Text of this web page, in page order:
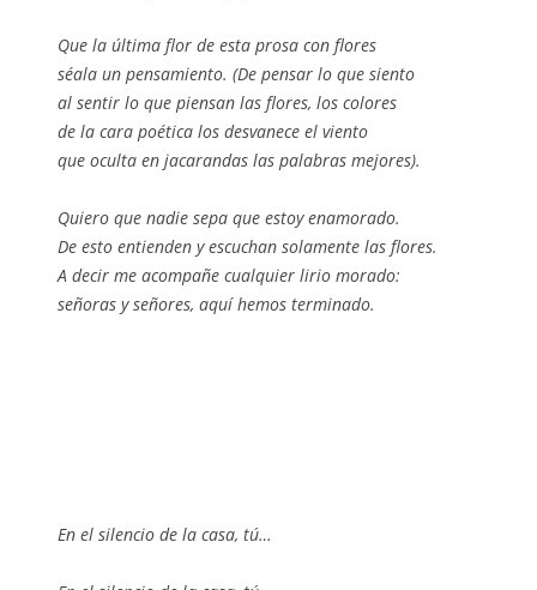
Que la última flor de esta prosa con flores
séala un pensamiento. (De pensar lo que siento
al sentir lo que piensan las flores, los colores
de la cara poética los desvanece el viento
que oculta en jacarandas las palabras mejores).
Quiero que nadie sepa que estoy enamorado.
De esto entienden y escuchan solamente las flores.
A decir me acompañe cualquier lirio morado:
señoras y señores, aquí hemos terminado.
En el silencio de la casa, tú…